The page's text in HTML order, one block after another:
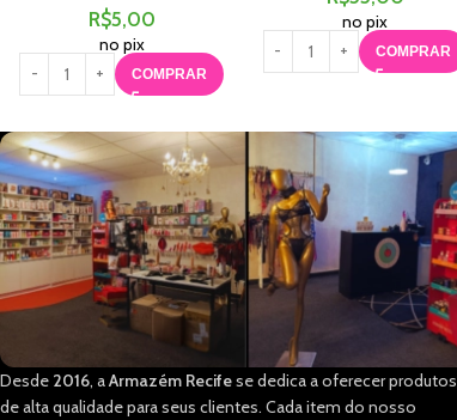
R$5,00
no pix
COMPRAR
no pix
COMPRAR
Desde 2016, aArmazém Recifese dedica a oferecer produtos
de alta qualidade para seus clientes. Cada item do nosso